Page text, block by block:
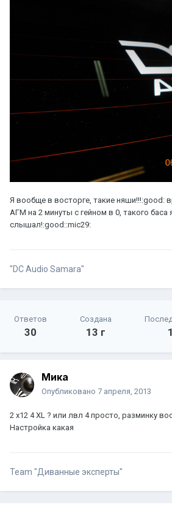
Я вообще в восторге, такие няши!!!:good:
АГМ на 2 минуты с гейном в 0, такого баса
слышал!:good::mic29:
"DC Audio Samara"
Ответов
30
Создана
13 г
Мика
Опубликовано 7 апреля, 2013
2 х12 4 XL ? или лвл 4 просто, разминку
Настройка какая
Team "Диванные эксперты"